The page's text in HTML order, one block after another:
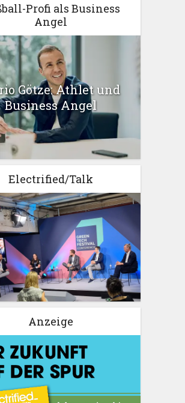
Profi als Business
Angel
Götze: Athlet und
Business Angel
Electrified/Talk
Anzeige